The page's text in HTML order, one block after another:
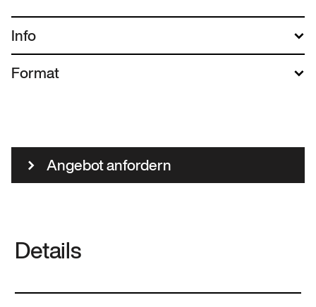
Info
Format
Angebot anfordern
Details